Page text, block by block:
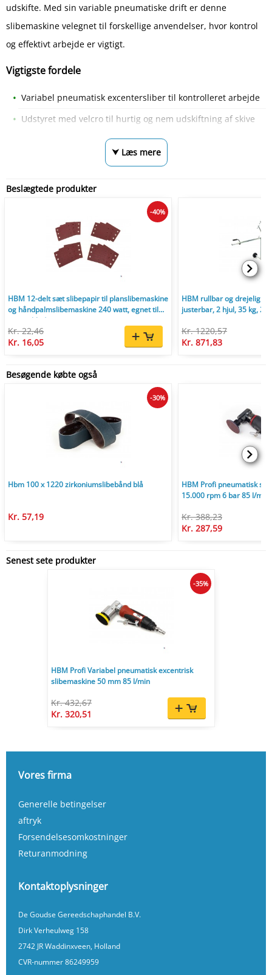
udskifte. Med sin variable pneumatiske drift er denne
slibemaskine velegnet til forskellige anvendelser, hvor kontrol
og effektivt arbejde er vigtigt.
Vigtigste fordele
Variabel pneumatisk excentersliber til kontrolleret arbejde
Udstyret med velcro til hurtig og nem udskiftning af skive
⮟ Læs mere
Beslægtede produkter
HBM 12-delt sæt slibepapir til planslibemaskine
og håndpalmslibemaskine 240 watt, egnet til
træ og blødt træ.
Kr. 22,46
Kr. 16,05
-40%
HBM rullbar og drejelig
justerbar, 2 hjul, 35 kg,
Kr. 1220,57
Kr. 871,83
Besøgende købte også
Hbm 100 x 1220 zirkoniumslibebånd blå
Kr. 57,19
-30%
HBM Profi pneumatisk
15.000 rpm 6 bar 85 l/min
Kr. 388,23
Kr. 287,59
Senest sete produkter
HBM Profi Variabel pneumatisk excentrisk
slibemaskine 50 mm 85 l/min
Kr. 432,67
Kr. 320,51
-35%
Vores firma
Generelle betingelser
aftryk
Forsendelsesomkostninger
Returanmodning
Kontaktoplysninger
De Goudse Gereedschaphandel B.V.
Dirk Verheulweg 158
2742 JR Waddinxveen, Holland
CVR-nummer 86249959